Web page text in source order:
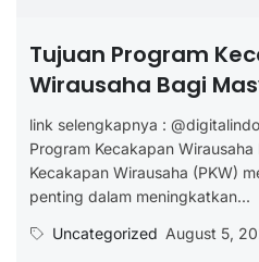
Tujuan Program
Wirausaha Bagi
link selengkapnya :
Program Kecakapan
Kecakapan Wirausaha (PKW)
penting dalam meningkatkan...
Uncategorized August 5,